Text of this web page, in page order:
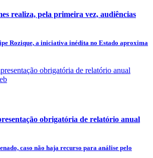
realiza, pela primeira vez, audiências
Rozique, a iniciativa inédita no Estado aproxima
obrigatória de relatório anual
caso não haja recurso para análise pelo